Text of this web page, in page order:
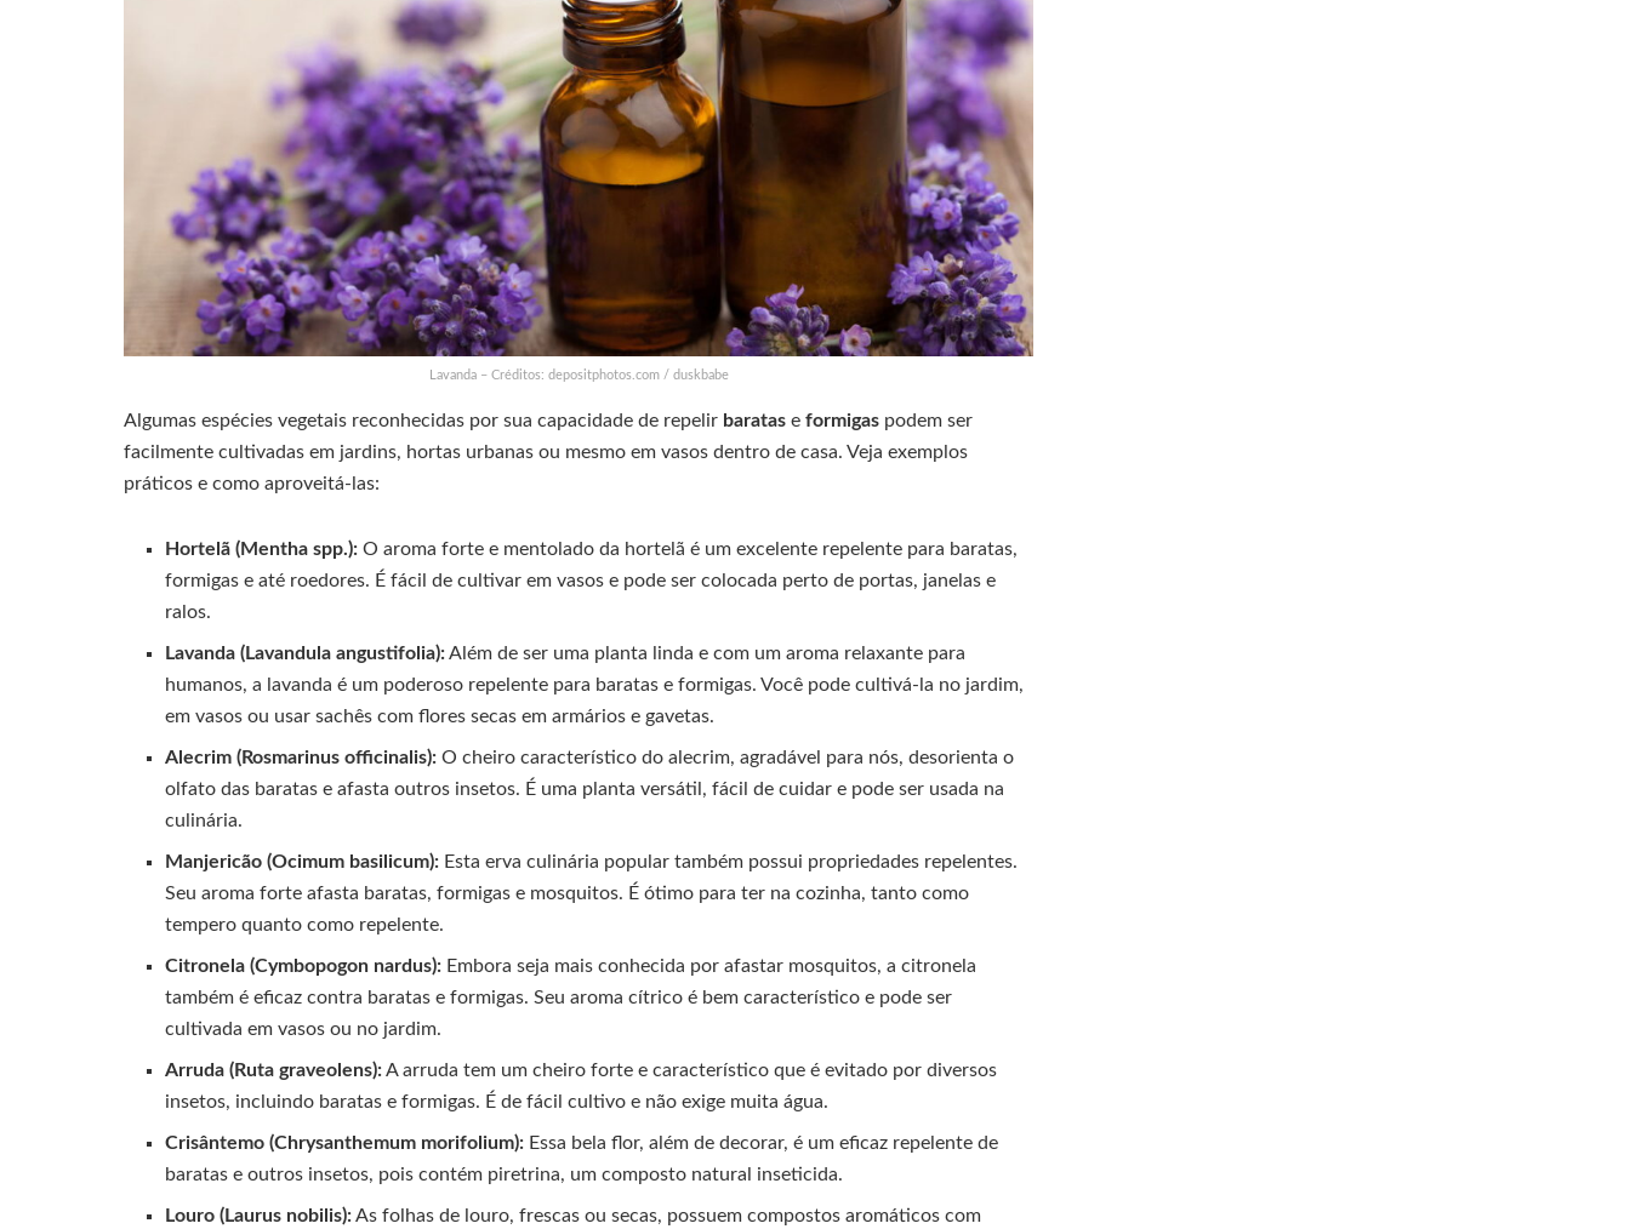
Lavanda – Créditos: depositphotos.com / duskbabe
Algumas espécies vegetais reconhecidas por sua capacidade de repelir baratas e formigas podem ser
facilmente cultivadas em jardins, hortas urbanas ou mesmo em vasos dentro de casa. Veja exemplos
práticos e como aproveitá-las:
Hortelã (Mentha spp.): O aroma forte e mentolado da hortelã é um excelente repelente para baratas,
formigas e até roedores. É fácil de cultivar em vasos e pode ser colocada perto de portas, janelas e
ralos.
Lavanda (Lavandula angustifolia):Além de ser uma planta linda e com um aroma relaxante para
humanos, a lavanda é um poderoso repelente para baratas e formigas. Você pode cultivá-la no jardim,
em vasos ou usar sachês com flores secas em armários e gavetas.
Alecrim (Rosmarinus officinalis): O cheiro característico do alecrim, agradável para nós, desorienta o
olfato das baratas e afasta outros insetos. É uma planta versátil, fácil de cuidar e pode ser usada na
culinária.
Manjericão (Ocimum basilicum): Esta erva culinária popular também possui propriedades repelentes.
Seu aroma forte afasta baratas, formigas e mosquitos. É ótimo para ter na cozinha, tanto como
tempero quanto como repelente.
Citronela (Cymbopogon nardus): Embora seja mais conhecida por afastar mosquitos, a citronela
também é eficaz contra baratas e formigas. Seu aroma cítrico é bem característico e pode ser
cultivada em vasos ou no jardim.
Arruda (Ruta graveolens):A arruda tem um cheiro forte e característico que é evitado por diversos
insetos, incluindo baratas e formigas. É de fácil cultivo e não exige muita água.
Crisântemo (Chrysanthemum morifolium): Essa bela flor, além de decorar, é um eficaz repelente de
baratas e outros insetos, pois contém piretrina, um composto natural inseticida.
Louro (Laurus nobilis):As folhas de louro, frescas ou secas, possuem compostos aromáticos com